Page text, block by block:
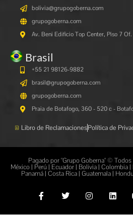
bolivia@grupogoberna.com
grupogoberna.com
Av. Beni Edificio Top Center, Piso 7
Brasil
+55 21 98126-9882
brasil@grupogoberna.com
grupogoberna.com
Praia de Botafogo, 360 - 520 c -
Libro de ReclamacionesPolítica de
Pagado por "Grupo Goberna" ©
México | Perú | Ecuador | Bolivia | Colombia
Panamá | Costa Rica | Guatemala |